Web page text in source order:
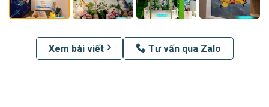
Xem bài viết Tư vấn qua Zalo